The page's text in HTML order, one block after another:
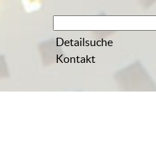
Detailsuche
Kontakt